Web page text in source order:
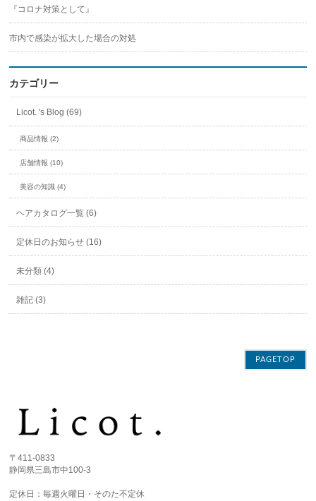
『コロナ対策として』
市内で感染が拡大した場合の対処
カテゴリー
Licot. 's Blog (69)
商品情報 (2)
店舗情報 (10)
美容の知識 (4)
ヘアカタログ一覧 (6)
定休日のお知らせ (16)
未分類 (4)
雑記 (3)
PAGETOP
〒411-0833
静岡県三島市中100-3
定休日：毎週火曜日・そのた不定休